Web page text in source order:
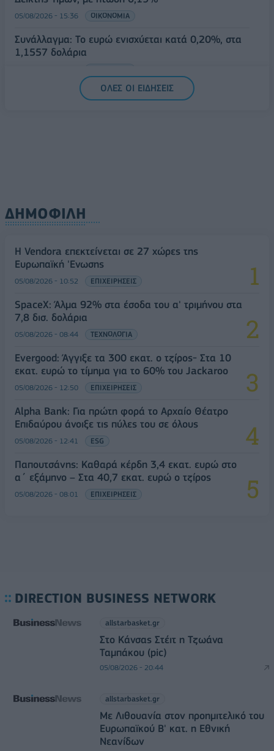
05/08/2026 - 15:36 ΟΙΚΟΝΟΜΙΑ
Συνάλλαγμα: Το ευρώ ενισχύεται κατά 0,20%, στα
1,1557 δολάρια
ΟΛΕΣ ΟΙ ΕΙΔΗΣΕΙΣ
ΔΗΜΟΦΙΛΗ
Η Vendora επεκτείνεται σε 27 χώρες της
Ευρωπαϊκή 'Ενωσης
05/08/2026 - 10:52 ΕΠΙΧΕΙΡΗΣΕΙΣ
SpaceX: Άλμα 92% στα έσοδα του α' τριμήνου στα
7,8 δισ. δολάρια
05/08/2026 - 08:44 ΤΕΧΝΟΛΟΓΙΑ
Evergood: Άγγιξε τα 300 εκατ. ο τζίρος- Στα 10
εκατ. ευρώ το τίμημα για το 60% του Jackaroo
05/08/2026 - 12:50 ΕΠΙΧΕΙΡΗΣΕΙΣ
Alpha Bank: Για πρώτη φορά το Αρχαίο Θέατρο
Επιδαύρου άνοιξε τις πύλες του σε όλους
05/08/2026 - 12:41 ESG
Παπουτσάνης: Καθαρά κέρδη 3,4 εκατ. ευρώ στο
α΄ εξάμηνο – Στα 40,7 εκατ. ευρώ ο τζίρος
05/08/2026 - 08:01 ΕΠΙΧΕΙΡΗΣΕΙΣ
DIRECTION BUSINESS NETWORK
allstarbasket.gr
Στο Κάνσας Στέιτ η Τζωάνα
Ταμπάκου (pic)
05/08/2026 - 20:44
allstarbasket.gr
Με Λιθουανία στον προημιτελικό του
Ευρωπαϊκού Β' κατ. η Εθνική
Νεανίδων